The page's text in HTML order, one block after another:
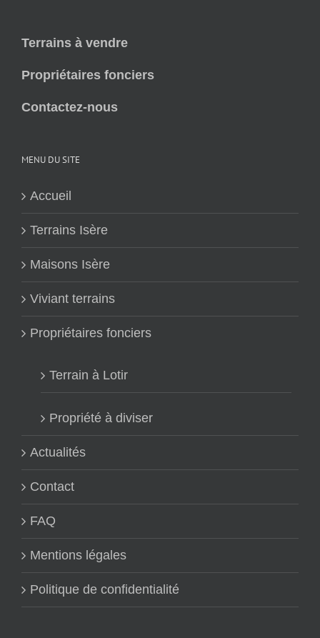
Terrains à vendre
Propriétaires fonciers
Contactez-nous
MENU DU SITE
Accueil
Terrains Isère
Maisons Isère
Viviant terrains
Propriétaires fonciers
Terrain à Lotir
Propriété à diviser
Actualités
Contact
FAQ
Mentions légales
Politique de confidentialité